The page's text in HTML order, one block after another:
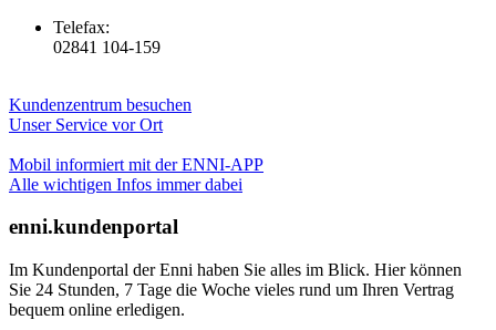
Telefax:
02841 104-159
Kundenzentrum besuchen
Unser Service vor Ort
Mobil informiert mit der ENNI-APP
Alle wichtigen Infos immer dabei
enni.kundenportal
Im Kundenportal der Enni haben Sie alles im Blick. Hier können
Sie 24 Stunden, 7 Tage die Woche vieles rund um Ihren Vertrag
bequem online erledigen.